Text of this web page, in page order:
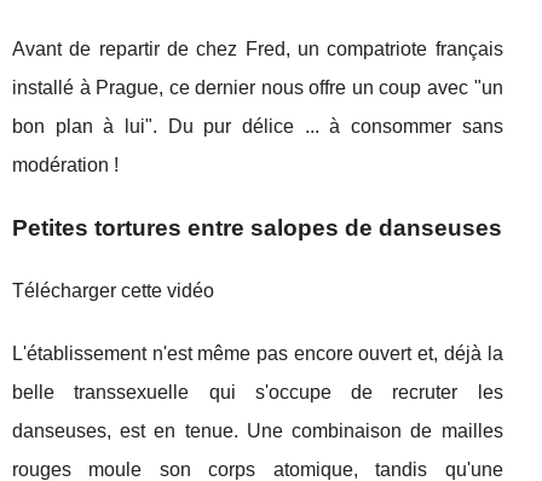
Avant de repartir de chez Fred, un compatriote français
installé à Prague, ce dernier nous offre un coup avec "un
bon plan à lui". Du pur délice ... à consommer sans
modération !
Petites tortures entre salopes de danseuses
Télécharger cette vidéo
L'établissement n'est même pas encore ouvert et, déjà la
belle transsexuelle qui s'occupe de recruter les
danseuses, est en tenue. Une combinaison de mailles
rouges moule son corps atomique, tandis qu'une